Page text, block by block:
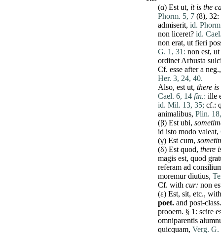
(α) Est ut, it is the
Phorm. 5, 7 (8), 32:
admiserit, id.
non liceret? id.
non erat, ut fieri
G. 1, 31: non est, ut
ordinet Arbusta
Cf. esse after a
Her. 3, 24, 40.
Also, est ut, there is
Cael. 6, 14 fin.: ille
id. Mil. 13, 35; cf.:
animalibus, Plin.
(β) Est ubi,
id isto modo valeat,
(γ) Est cum,
(δ) Est quod, there
magis est, quod
referam ad
moremur diutius,
Cf. with cur: non
(ε) Est, sit, etc.,
poet. and post-
prooem. § 1: scire
omniparentis
quicquam, Verg. G.